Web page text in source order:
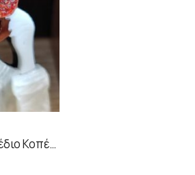
Γυναικεία Καρφίτσα Με Σχέδιο Κοπέλα Φθινοπωρινή